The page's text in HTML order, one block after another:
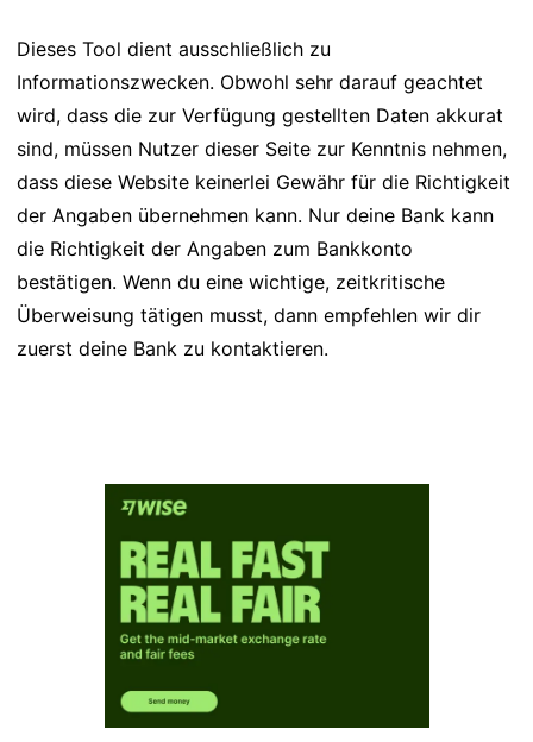
Dieses Tool dient ausschließlich zu
Informationszwecken. Obwohl sehr darauf geachtet
wird, dass die zur Verfügung gestellten Daten akkurat
sind, müssen Nutzer dieser Seite zur Kenntnis nehmen,
dass diese Website keinerlei Gewähr für die Richtigkeit
der Angaben übernehmen kann. Nur deine Bank kann
die Richtigkeit der Angaben zum Bankkonto
bestätigen. Wenn du eine wichtige, zeitkritische
Überweisung tätigen musst, dann empfehlen wir dir
zuerst deine Bank zu kontaktieren.